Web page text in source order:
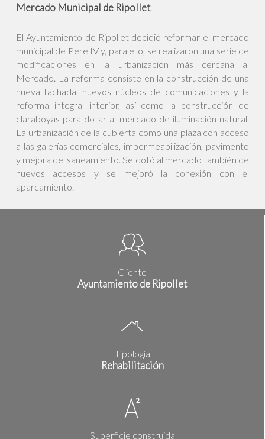
Mercado Municipal de Ripollet
El Ayuntamiento de Ripollet decidió reformar el mercado
municipal de Pere IV y, para ello, se realizaron una serie de
modificaciones en la urbanización más cercana al
Mercado. La reforma consiste en la construcción de una
nueva fachada, nuevos núcleos de comunicaciones y la
reforma integral interior, así como la construcción de
claraboyas para dotar al mercado de iluminación natural.
La urbanización de la cubierta como una plaza con acceso
a las galerías comerciales, impermeabilización, pavimento
y mejora del saneamiento. Se dotó al mercado también de
nuevos accesos y se mejoró la conexión con el
aparcamiento.
Cliente
Ayuntamiento de Ripollet
Tipología
Rehabilitación
Superficie construida